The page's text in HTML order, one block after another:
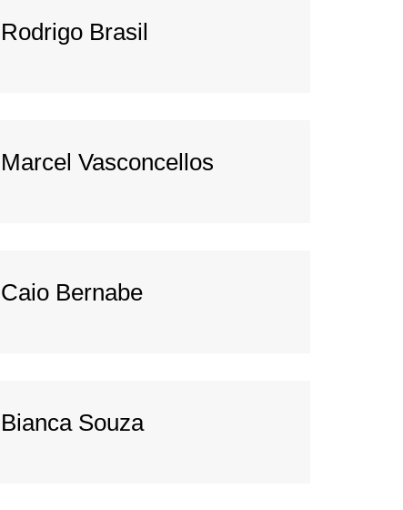
Rodrigo Brasil
Marcel Vasconcellos
Caio Bernabe
Bianca Souza